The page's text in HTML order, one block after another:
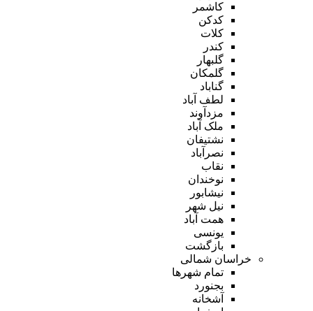
کاشمر
کدکن
کلات
کندر
گلبهار
گلمکان
گناباد
لطف آباد
مزدآوند
ملک آباد
نشتیفان
نصرآباد
نقاب
نوخندان
نیشابور
نیل شهر
همت آباد
یونسی
بازگشت
خراسان شمالی
تمام شهر‌ها
بجنورد
آشخانه